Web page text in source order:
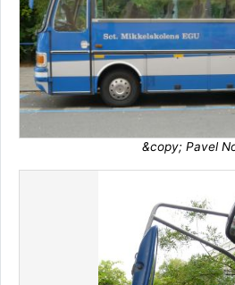
&copy; Pavel